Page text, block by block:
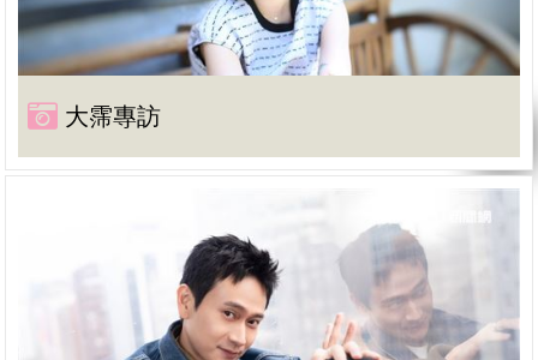
大霈專訪